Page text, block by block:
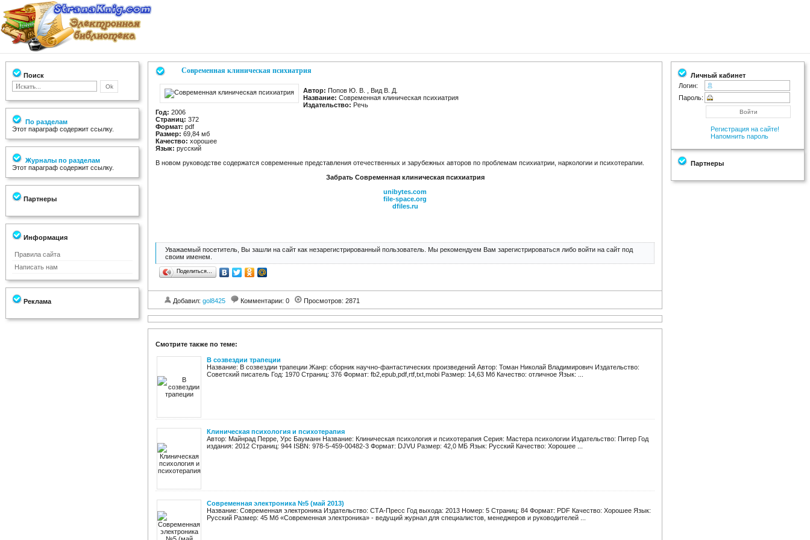
Поиск
По разделам
Этот параграф содержит ссылку.
Журналы по разделам
Этот параграф содержит ссылку.
Партнеры
Информация
Правила сайта
Написать нам
Реклама
Современная клиническая психиатрия
Автор: Попов Ю. В. , Вид В. Д.
Название: Современная клиническая психиатрия
Издательство: Речь
Год: 2006
Страниц: 372
Формат: pdf
Размер: 69,84 мб
Качество: хорошее
Язык: русский
В новом руководстве содержатся современные представления отечественных и зарубежных авторов по проблемам психиатрии, наркологии и психотерапии.
Забрать Современная клиническая психиатрия
unibytes.com
file-space.org
dfiles.ru
Уважаемый посетитель, Вы зашли на сайт как незарегистрированный пользователь. Мы рекомендуем Вам зарегистрироваться либо войти на сайт под
своим именем.
Поделиться…
Добавил: gol8425 Комментарии: 0 Просмотров: 2871
Смотрите также по теме:
В созвездии трапеции
Название: В созвездии трапеции Жанр: сборник научно-фантастических произведений Автор: Томан Николай Владимирович Издательство:
Советский писатель Год: 1970 Страниц: 376 Формат: fb2,epub,pdf,rtf,txt,mobi Размер: 14,63 Мб Качество: отличное Язык: ...
Клиническая психология и психотерапия
Автор: Майнрад Перре, Урс Бауманн Название: Клиническая психология и психотерапия Серия: Мастера психологии Издательство: Питер Год
издания: 2012 Страниц: 944 ISBN: 978-5-459-00482-3 Формат: DJVU Размер: 42,0 МБ Язык: Русский Качество: Хорошее ...
Современная электроника №5 (май 2013)
Название: Современная электроника Издательство: СТА-Пресс Год выхода: 2013 Номер: 5 Страниц: 84 Формат: PDF Качество: Хорошее Язык:
Русский Размер: 45 Мб «Современная электроника» - ведущий журнал для специалистов, менеджеров и руководителей ...
Личный кабинет
Логин:
Пароль:
Регистрация на сайте!
Напомнить пароль
Партнеры